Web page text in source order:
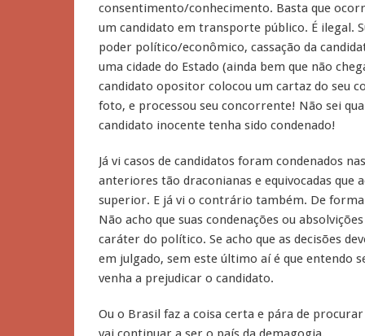
consentimento/conhecimento. Basta que
um candidato em transporte público. É ilegal.
poder político/econômico, cassação da
uma cidade do Estado (ainda bem que não
candidato opositor colocou um cartaz do seu
foto, e processou seu concorrente! Não sei
candidato inocente tenha sido condenado!
Já vi casos de candidatos foram condenados
anteriores tão draconianas e equivocadas que
superior. E já vi o contrário também. De
Não acho que suas condenações ou
caráter do político. Se acho que as decisões
em julgado, sem este último aí é que entendo
venha a prejudicar o candidato.
Ou o Brasil faz a coisa certa e pára de